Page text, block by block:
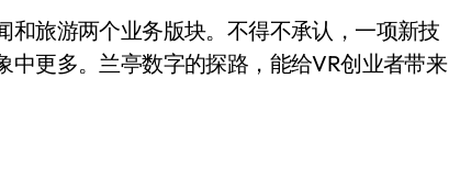
旅游两个业务版块。不得不承认，一项新技
更多。兰亭数字的探路，能给VR创业者带来